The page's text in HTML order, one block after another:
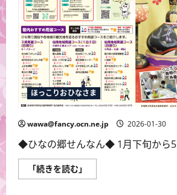
な
さ
ま
展
に
つ
い
て
さ
ら
に
読
む
ほっこりおひなさま
wawa@fancy.ocn.ne.jp 2026-01-30
◆ひなの郷せんなん◆ 1月下旬から5
「続きを読む」
つ